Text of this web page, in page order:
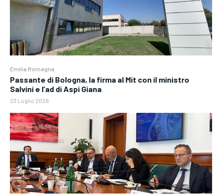
Emilia Romagna
Passante di Bologna, la firma al Mit con il ministro
Salvini e l’ad di Aspi Giana
23 Luglio 2026